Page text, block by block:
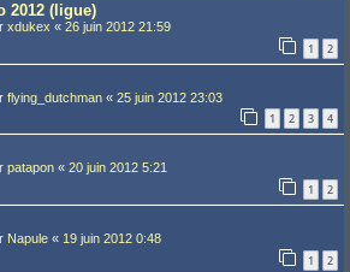
2012 (ligue)
xdukex « 26 juin 2012 21:59
1 2
flying_dutchman « 25 juin 2012 23:03
1 2 3 4
patapon « 20 juin 2012 5:21
1 2
Napule « 19 juin 2012 0:48
1 2